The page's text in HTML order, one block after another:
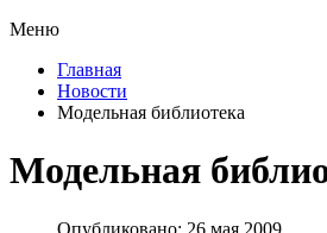
Меню
Главная
Новости
Модельная библиотека
Модельная
Опубликовано: 26 мая 2009